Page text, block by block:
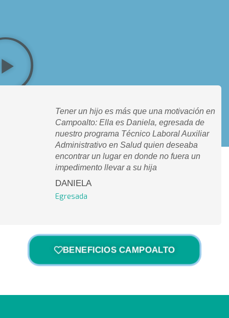
Tener un hijo es más que una motivación en
Campoalto: Ella es Daniela, egresada de
nuestro programa Técnico Laboral Auxiliar
Administrativo en Salud quien deseaba
encontrar un lugar en donde no fuera un
impedimento llevar a su hija
DANIELA
Egresada
BENEFICIOS CAMPOALTO